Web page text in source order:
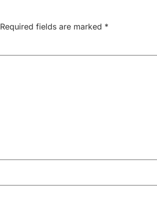
Required fields are marked *